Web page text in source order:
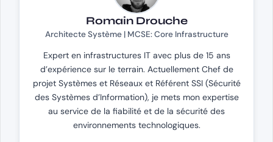
Romain Drouche
Architecte Système | MCSE: Core Infrastructure
Expert en infrastructures IT avec plus de 15 ans
d’expérience sur le terrain. Actuellement Chef de
projet Systèmes et Réseaux et Référent SSI (Sécurité
des Systèmes d’Information), je mets mon expertise
au service de la fiabilité et de la sécurité des
environnements technologiques.